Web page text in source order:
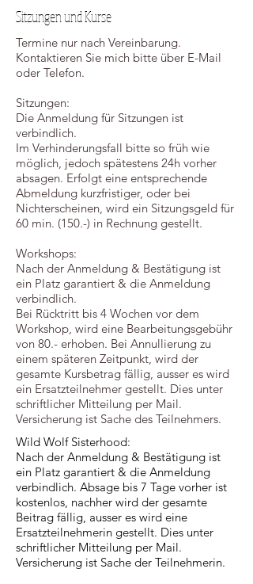
Sitzungen und Kurse
Termine nur nach Vereinbarung.
Kontaktieren Sie mich bitte über E-Mail
oder Telefon.
Sitzungen:
Die Anmeldung für Sitzungen ist
verbindlich.
Im Verhinderungsfall bitte so früh wie
möglich, jedoch spätestens 24h vorher
absagen. Erfolgt eine entsprechende
Abmeldung kurzfristiger, oder bei
Nichterscheinen, wird ein Sitzungsgeld für
60 min. (150.-) in Rechnung gestellt.
Workshops:
Nach der Anmeldung & Bestätigung ist
ein Platz garantiert & die Anmeldung
verbindlich.
Bei Rücktritt bis 4 Wochen vor dem
Workshop, wird eine Bearbeitungsgebühr
von 80.- erhoben. Bei Annullierung zu
einem späteren Zeitpunkt, wird der
gesamte Kursbetrag fällig, ausser es wird
ein Ersatzteilnehmer gestellt. Dies unter
schriftlicher Mitteilung per Mail.
Versicherung ist Sache des Teilnehmers.
Wild Wolf Sisterhood:
Nach der Anmeldung & Bestätigung ist
ein Platz garantiert & die Anmeldung
verbindlich. Absage bis 7 Tage vorher ist
kostenlos, nachher wird der gesamte
Beitrag fällig, ausser es wird eine
Ersatzteilnehmerin gestellt. Dies unter
schriftlicher Mitteilung per Mail.
Versicherung ist Sache der Teilnehmerin.